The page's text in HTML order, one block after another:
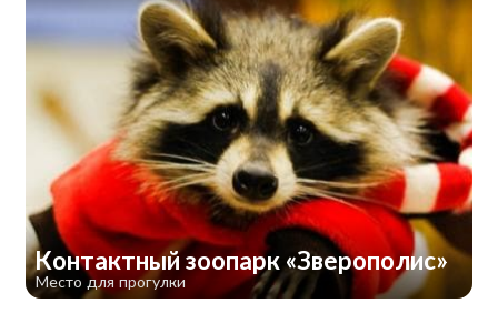
Контактный зоопарк «Зверополис»
Место для прогулки